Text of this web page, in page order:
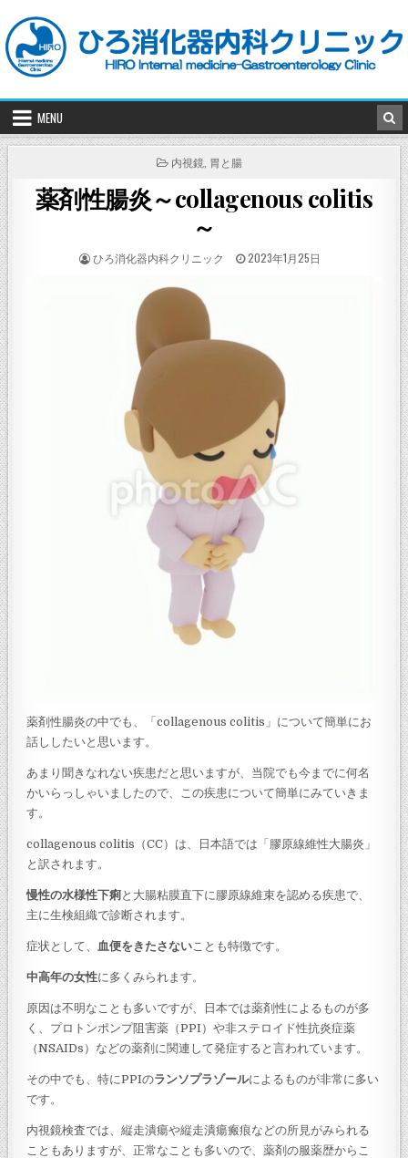
to
content
MENU
POSTED
内視鏡 胃と腸
薬剤性腸炎～collagenous colitis
～
POSTED
ひろ消化器内科クリニック
POSTED
2023年1月25日
薬剤性腸炎の中でも、「collagenous colitis」について簡単にお
話ししたいと思います。
あまり聞きなれない疾患だと思いますが、当院でも今までに何名
かいらっしゃいましたので、この疾患について簡単にみていきま
す。
collagenous colitis（CC）は、日本語では「膠原線維性大腸炎」
と訳されます。
慢性の水様性下痢と大腸粘膜直下に膠原線維束を認める疾患で、
主に生検組織で診断されます。
症状として、 血便をきたさない ことも特徴です。
中高年の女性に多くみられます。
原因は不明なことも多いですが、日本では薬剤性によるものが多
く、プロトンポンプ阻害薬（PPI）や非ステロイド性抗炎症薬
（NSAIDs）などの薬剤に関連して発症すると言われています。
その中でも、特にPPIのランソプラゾールによるものが非常に多い
です。
内視鏡検査では、縦走潰瘍や縦走潰瘍瘢痕などの所見がみられる
こともありますが、正常なことも多いので、薬剤の服薬歴からこ